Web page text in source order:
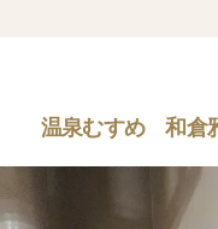
温泉むすめ 和倉